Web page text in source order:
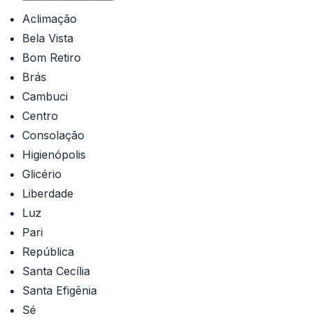
Aclimação
Bela Vista
Bom Retiro
Brás
Cambuci
Centro
Consolação
Higienópolis
Glicério
Liberdade
Luz
Pari
República
Santa Cecília
Santa Efigênia
Sé